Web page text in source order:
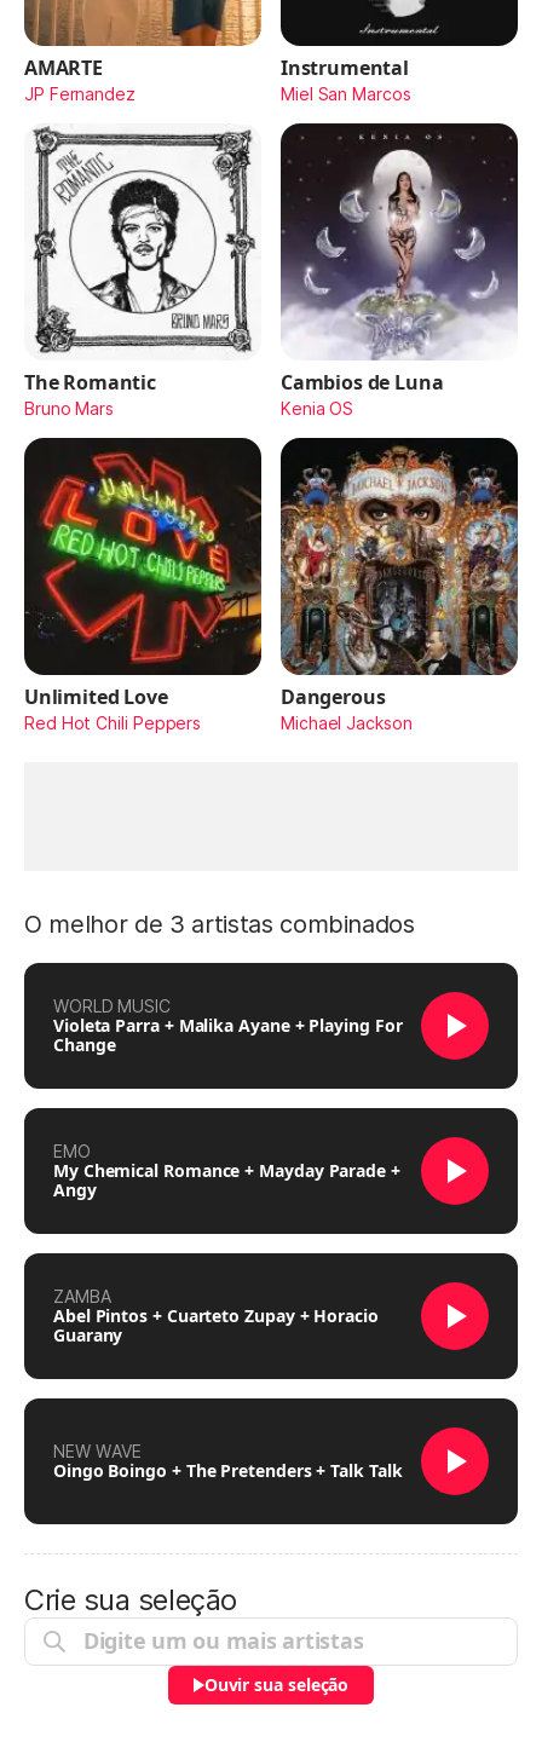
AMARTE
JP Fernandez
Instrumental
Miel San Marcos
The Romantic
Bruno Mars
Cambios de Luna
Kenia OS
Unlimited Love
Red Hot Chili Peppers
Dangerous
Michael Jackson
O melhor de 3 artistas combinados
WORLD MUSIC
Violeta Parra + Malika Ayane + Playing For
Change
EMO
My Chemical Romance + Mayday Parade +
Angy
ZAMBA
Abel Pintos + Cuarteto Zupay + Horacio
Guarany
NEW WAVE
Oingo Boingo + The Pretenders + Talk Talk
Crie sua seleção
Ouvir sua seleção